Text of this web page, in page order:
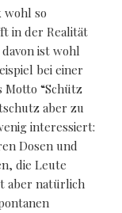
wohl so
in der Realität
ist wohl
bei einer
Motto “Schütz
aber zu
interessiert:
Dosen und
die Leute
aber natürlich